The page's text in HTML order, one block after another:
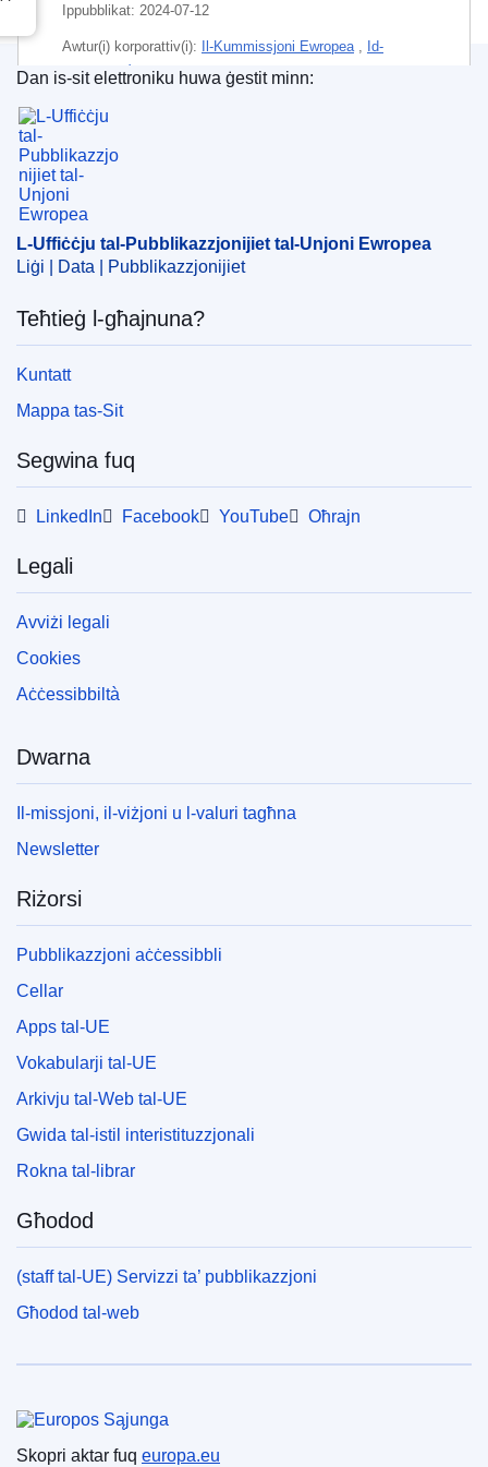
Ippubblikat: 2024-07-12
Awtur(i) korporattiv(i): Il-Kummissjoni Ewropea
Id-
Direttorat Ġenerali għall-Affarijiet Marittimi u s-Sajd
Suġġett:
(UE)
kwota ta' qbid
sajd fil-baħar
CELEX : 52024SC0178
L-Uffiċċju tal-Pubblikazzjonijiet tal-Unjoni
Dan is-sit elettroniku huwa ġestit minn:
L-Uffiċċju tal-Pubblikazzjonijiet tal-Unjoni Ewropea
Liġi | Data | Pubblikazzjonijiet
Teħtieġ l-għajnuna?
Kuntatt
Mappa tas-Sit
Segwina fuq
LinkedIn Facebook YouTube Oħrajn
Legali
Avviżi legali
Cookies
Aċċessibbiltà
Dwarna
Il-missjoni, il-viżjoni u l-valuri tagħna
Newsletter
Riżorsi
Pubblikazzjoni aċċessibbli
Cellar
Apps tal-UE
Vokabularji tal-UE
Arkivju tal-Web tal-UE
Gwida tal-istil interistituzzjonali
Rokna tal-librar
Għodod
(staff tal-UE) Servizzi ta’ pubblikazzjoni
Għodod tal-web
Skopri aktar fuq europa.eu